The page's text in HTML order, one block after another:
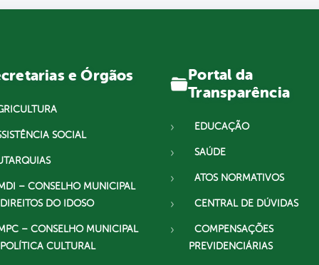
e Órgãos
SOCIAL
– CONSELHO MUNICIPAL
DO IDOSO
– CONSELHO MUNICIPAL
CULTURAL
Portal da
Transparência
EDUCAÇÃO
SAÚDE
ATOS NORMATIVOS
CENTRAL DE DÚVIDAS
COMPENSAÇÕES
PREVIDENCIÁRIAS